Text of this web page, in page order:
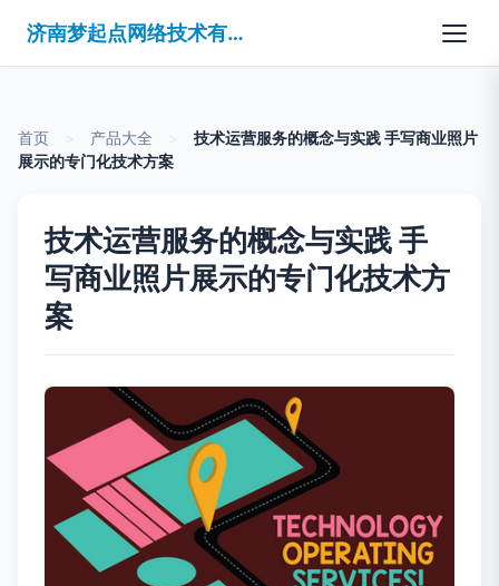
济南梦起点网络技术有限公司
首页 产品大全
技术运营服务的概念与实践 手写商业照片
展示的专门化技术方案
技术运营服务的概念与实践 手
写商业照片展示的专门化技术方
案